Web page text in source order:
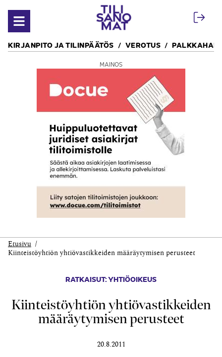
Avaa valikko
KIRJANPITO JA TILINPÄÄTÖS VEROTUS
MAINOS
Etusivu
Kiinteistöyhtiön yhtiövastikkeiden määräytymisen perusteet
RATKAISUT: YHTIÖOIKEUS
Kiinteistöyhtiön yhtiövastikkeiden
määräytymisen perusteet
20.8.2011